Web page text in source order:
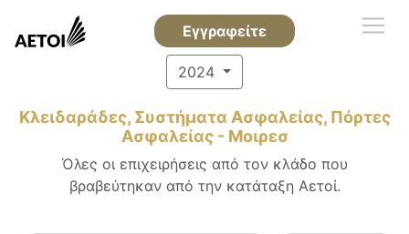
Εγγραφείτε
2024
Κλειδαράδες, Συστήματα Ασφαλείας, Πόρτες
Ασφαλείας - Μοιρεσ
Όλες οι επιχειρήσεις από τον κλάδο που
βραβεύτηκαν από την κατάταξη Αετοί.